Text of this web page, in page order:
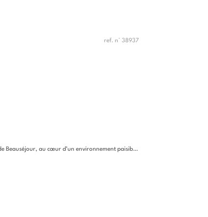
ref. n° 38937
au cœur d’un environnement paisible et préservé, cette...